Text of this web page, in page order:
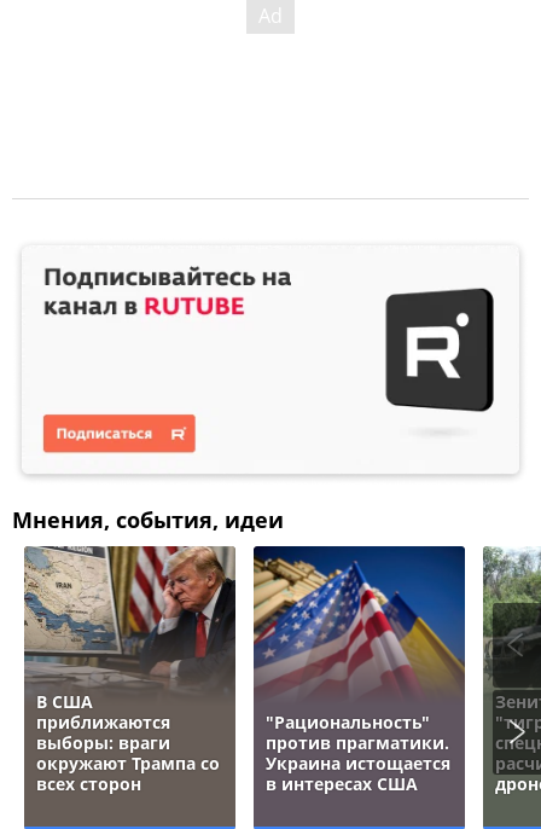
Мнения, события, идеи
В США
приближаются
выборы: враги
окружают Трампа со
всех сторон
"Рациональность"
против прагматики.
Украина истощается
в интересах США